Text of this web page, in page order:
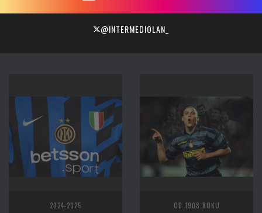
@INTERMEDIOLAN_
2024-2025 OD 1908 ROKU